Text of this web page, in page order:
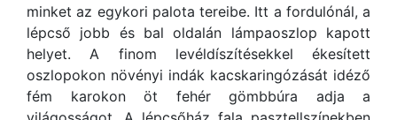
minket az egykori palota tereibe. Itt a fordulónál, a
lépcső jobb és bal oldalán lámpaoszlop kapott
helyet. A finom levéldíszítésekkel ékesített
oszlopokon növényi indák kacskaringózását idéző
fém karokon öt fehér gömbbúra adja a